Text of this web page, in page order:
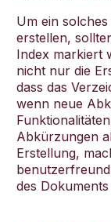
Um ein
erstellen,
Index markiert
nicht nur die
dass das
wenn neue
Abkürzungen
Erstellung,
des Dokuments